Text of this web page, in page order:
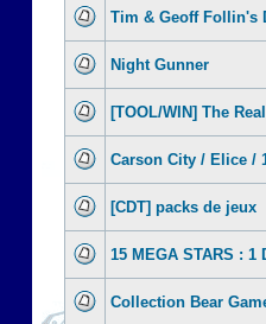
Tim & Geoff Follin's
Night Gunner
[TOOL/WIN] The
Carson City / Elice /
[CDT] packs de jeux
15 MEGA STARS : 1
Collection Bear